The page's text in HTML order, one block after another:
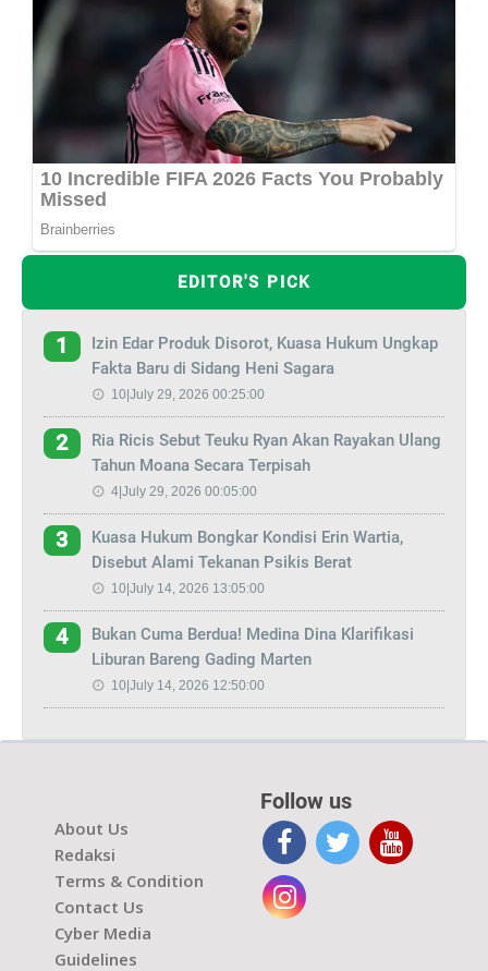
EDITOR'S PICK
1
Izin Edar Produk Disorot, Kuasa Hukum Ungkap
Fakta Baru di Sidang Heni Sagara
10|July 29, 2026 00:25:00
2
Ria Ricis Sebut Teuku Ryan Akan Rayakan Ulang
Tahun Moana Secara Terpisah
4|July 29, 2026 00:05:00
3
Kuasa Hukum Bongkar Kondisi Erin Wartia,
Disebut Alami Tekanan Psikis Berat
10|July 14, 2026 13:05:00
4
Bukan Cuma Berdua! Medina Dina Klarifikasi
Liburan Bareng Gading Marten
10|July 14, 2026 12:50:00
About Us
Redaksi
Terms & Condition
Contact Us
Cyber Media
Guidelines
Follow us